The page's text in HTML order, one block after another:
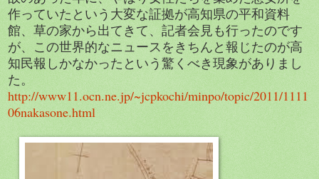
作っていたという大変な証拠が高知県の平和資料
館、草の家から出てきて、記者会見も行ったのです
が、この世界的なニュースをきちんと報じたのが高
知民報しかなかったという驚くべき現象がありまし
た。
http://www11.ocn.ne.jp/~jcpkochi/minpo/topic/2011/1111
06nakasone.html